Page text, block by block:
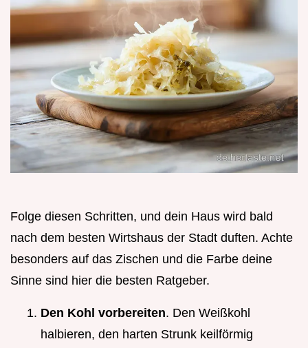
Folge diesen Schritten, und dein Haus wird bald
nach dem besten Wirtshaus der Stadt duften. Achte
besonders auf das Zischen und die Farbe deine
Sinne sind hier die besten Ratgeber.
Den Kohl vorbereiten. Den Weißkohl
halbieren, den harten Strunk keilförmig